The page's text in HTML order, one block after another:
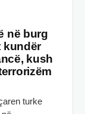
në burg
kundër
kush
turke